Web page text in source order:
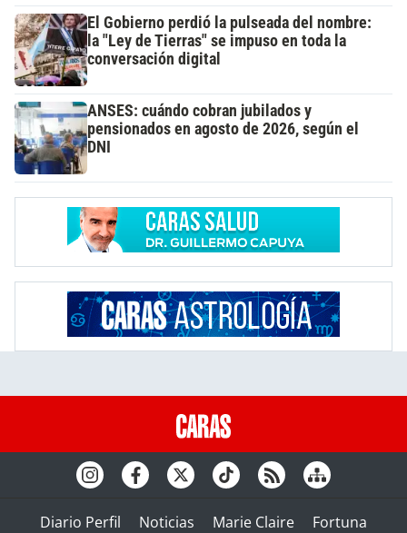
El Gobierno perdió la pulseada del nombre:
la "Ley de Tierras" se impuso en toda la
conversación digital
ANSES: cuándo cobran jubilados y
pensionados en agosto de 2026, según el
DNI
Diario Perfil Noticias Marie Claire Fortuna